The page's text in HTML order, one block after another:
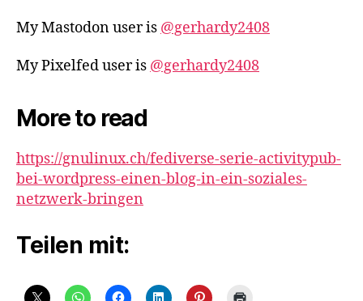
My Mastodon user is @gerhardy2408
My Pixelfed user is @gerhardy2408
More to read
https://gnulinux.ch/fediverse-serie-activitypub-
bei-wordpress-einen-blog-in-ein-soziales-
netzwerk-bringen
Teilen mit: